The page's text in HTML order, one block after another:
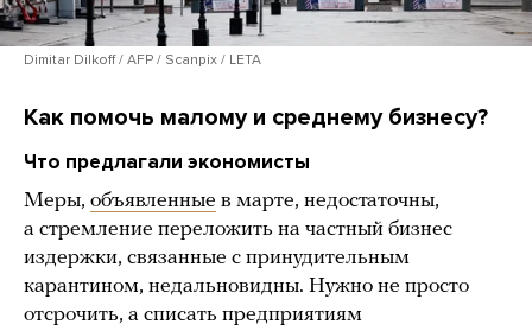
Dimitar Dilkoff / AFP / Scanpix / LETA
Как помочь малому и среднему бизнесу?
Что предлагали экономисты
Меры, объявленные в марте, недостаточны,
а стремление переложить на частный бизнес
издержки, связанные с принудительным
карантином, недальновидны. Нужно не просто
отсрочить, а списать предприятиям